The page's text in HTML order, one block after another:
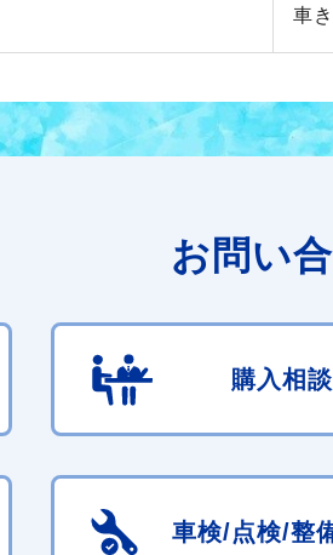
車
お問い
購入相談
車検/点検/整